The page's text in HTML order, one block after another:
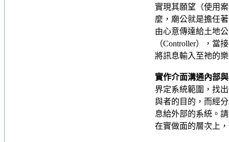
實現其願望（使用
麼，廟公就是擔任
由心意傳達給土地
（Controller），當
將訊息輸入至祂的
實作介面溝通內部
界定系統範圍，找
與者的目的，而經
息給外部的系統。
在實做面的層次上